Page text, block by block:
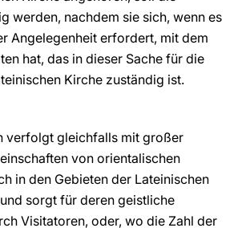
werden, nachdem sie sich, wenn es
Angelegenheit erfordert, mit dem
hat, das in dieser Sache für die
Kirche zuständig ist.
verfolgt gleichfalls mit großer
von orientalischen
in den Gebieten der Lateinischen
sorgt für deren geistliche
Visitatoren, oder, wo die Zahl der